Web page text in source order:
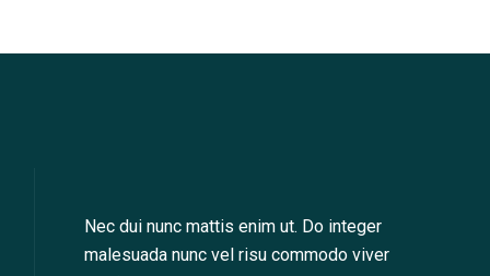
Nec dui nunc mattis enim ut. Do integer
malesuada nunc vel risu commodo viver